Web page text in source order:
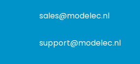
s
m
sales@modelec.nl
support@modelec.nl